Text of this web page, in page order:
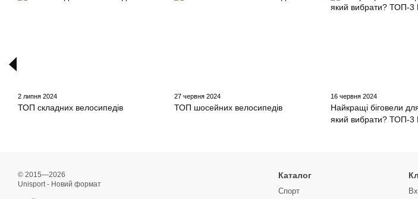
2 липня 2024
ТОП складних велосипедів
27 червня 2024
ТОП шосейних велосипедів
16 червня 2024
Найкращі біговели
який вибрати? ТОП-3
© 2015—2026
Unisport - Новий формат
Каталог
Спорт